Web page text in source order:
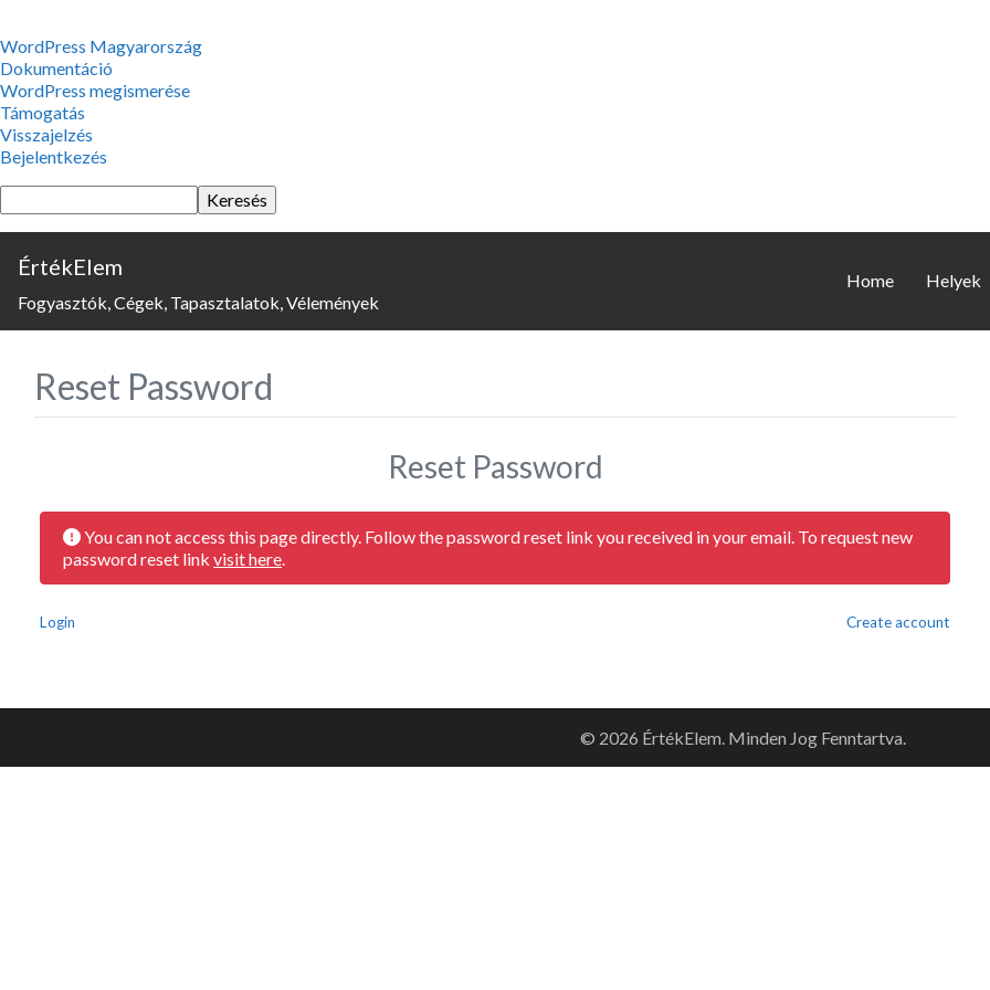
WordPress,
a
csodás
WordPress Magyarország
Dokumentáció
WordPress megismerése
Támogatás
Visszajelzés
Bejelentkezés
Keresés
ÉrtékElem
Fogyasztók, Cégek, Tapasztalatok, Vélemények
Home Helyek
Reset Password
Reset Password
You can not access this page directly. Follow the password reset link you received in your email. To request new
password reset link visit here.
Login Create account
© 2026 ÉrtékElem. Minden Jog Fenntartva.